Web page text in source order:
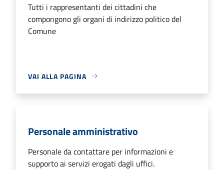
Tutti i rappresentanti dei cittadini che
compongono gli organi di indirizzo politico del
Comune
VAI ALLA PAGINA
Personale amministrativo
Personale da contattare per informazioni e
supporto ai servizi erogati dagli uffici.